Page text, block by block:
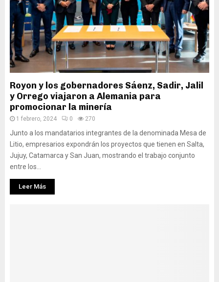
Royon y los gobernadores Sáenz, Sadir, Jalil
y Orrego viajaron a Alemania para
promocionar la minería
1 febrero, 2024 0 270
Junto a los mandatarios integrantes de la denominada Mesa de
Litio, empresarios expondrán los proyectos que tienen en Salta,
Jujuy, Catamarca y San Juan, mostrando el trabajo conjunto
entre los...
Leer Más